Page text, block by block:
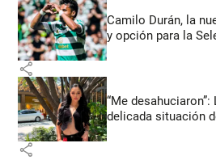
Camilo Durán, la
y opción para la
share
“Me
delicada situación
share